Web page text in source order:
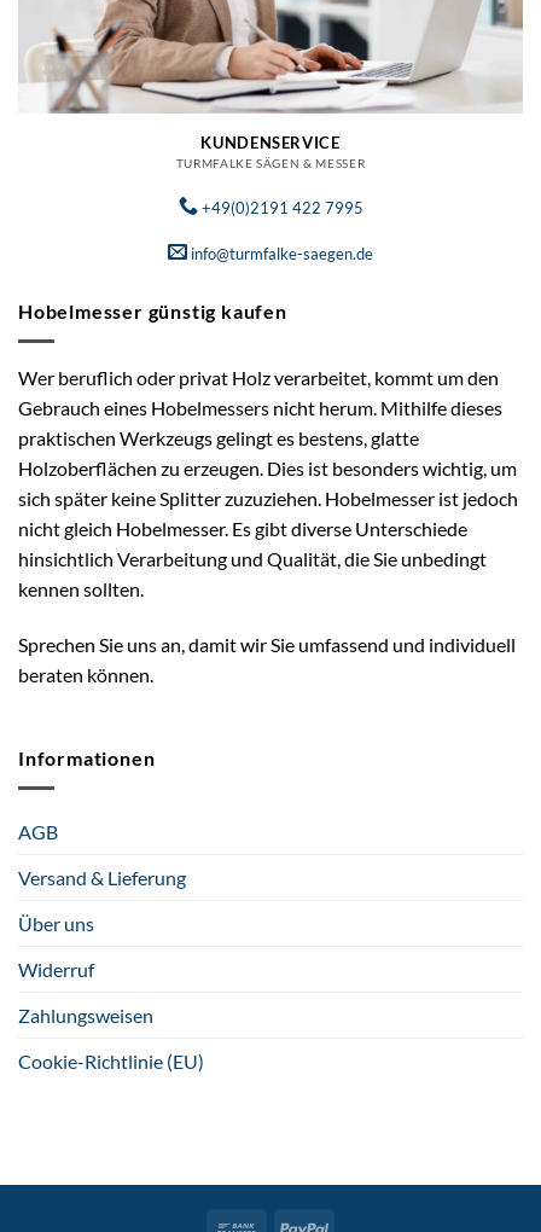
KUNDENSERVICE
TURMFALKE SÄGEN & MESSER
+49(0)2191 422 7995
info@turmfalke-saegen.de
Hobelmesser günstig kaufen
Wer beruflich oder privat Holz verarbeitet, kommt um den
Gebrauch eines Hobelmessers nicht herum. Mithilfe dieses
praktischen Werkzeugs gelingt es bestens, glatte
Holzoberflächen zu erzeugen. Dies ist besonders wichtig, um
sich später keine Splitter zuzuziehen. Hobelmesser ist jedoch
nicht gleich Hobelmesser. Es gibt diverse Unterschiede
hinsichtlich Verarbeitung und Qualität, die Sie unbedingt
kennen sollten.
Sprechen Sie uns an, damit wir Sie umfassend und individuell
beraten können.
Informationen
AGB
Versand & Lieferung
Über uns
Widerruf
Zahlungsweisen
Cookie-Richtlinie (EU)
Bank